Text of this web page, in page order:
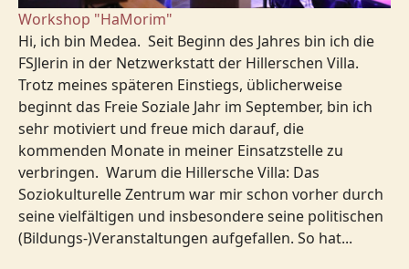
Workshop "HaMorim"
Hi, ich bin Medea. Seit Beginn des Jahres bin ich die
FSJlerin in der Netzwerkstatt der Hillerschen Villa.
Trotz meines späteren Einstiegs, üblicherweise
beginnt das Freie Soziale Jahr im September, bin ich
sehr motiviert und freue mich darauf, die
kommenden Monate in meiner Einsatzstelle zu
verbringen. Warum die Hillersche Villa: Das
Soziokulturelle Zentrum war mir schon vorher durch
seine vielfältigen und insbesondere seine politischen
(Bildungs-)Veranstaltungen aufgefallen. So hat...